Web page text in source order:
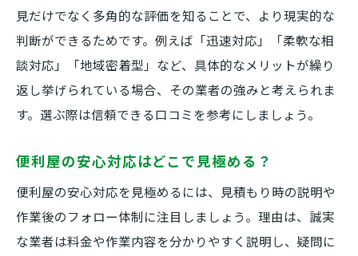
見だけでなく多角的な評価を知ることで、より現実的な
判断ができるためです。例えば「迅速対応」「柔軟な相
談対応」「地域密着型」など、具体的なメリットが繰り
返し挙げられている場合、その業者の強みと考えられま
す。選ぶ際は信頼できる口コミを参考にしましょう。
便利屋の安心対応はどこで見極める？
便利屋の安心対応を見極めるには、見積もり時の説明や
作業後のフォロー体制に注目しましょう。理由は、誠実
な業者は料金や作業内容を分かりやすく説明し、疑問に